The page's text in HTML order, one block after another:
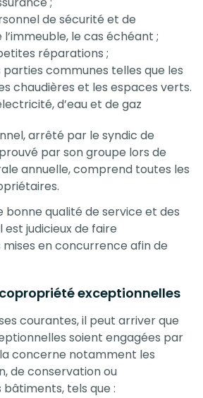
de sécurité et de
le cas échéant ;
réparations ;
communes telles que les
chaudières et les espaces verts.
d’eau et de gaz
arrêté par le syndic de
par son groupe lors de
annuelle, comprend toutes les
bonne qualité de service et des
est judicieux de faire
en concurrence afin de
exceptionnelles
courantes, il peut arriver que
soient engagées par
concerne notamment les
de conservation ou
bâtiments, tels que :